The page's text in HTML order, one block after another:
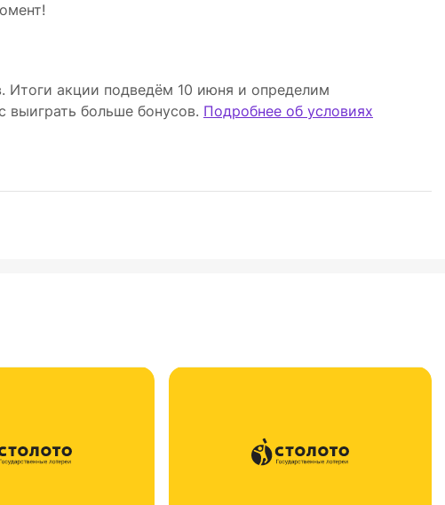
Итоги акции подведём 10 июня и определим
выиграть больше бонусов. Подробнее об условиях